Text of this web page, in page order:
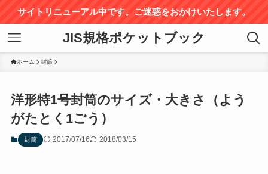
サイトリニューアル中です。ご迷惑をおかけいたします。
JIS規格ポケットブック
ホーム 封筒
洋形特1号封筒のサイズ・大きさ（よう
がたとく1ごう）
封筒 2017/07/16 2018/03/15